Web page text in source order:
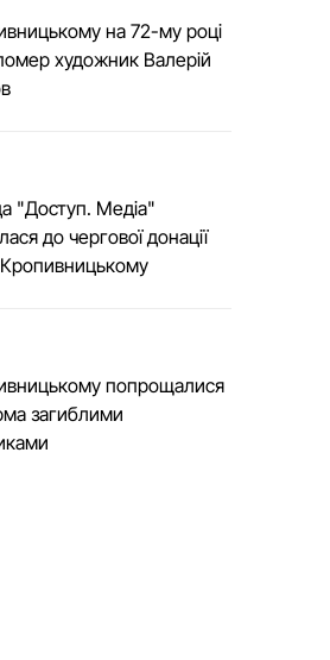
на 72-му році
художник Валерій
"Доступ. Медіа"
до чергової донації
Кропивницькому
попрощалися
загиблими